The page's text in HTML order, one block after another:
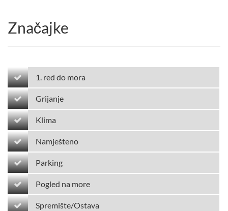
Značajke
1. red do mora
Grijanje
Klima
Namješteno
Parking
Pogled na more
Spremište/Ostava